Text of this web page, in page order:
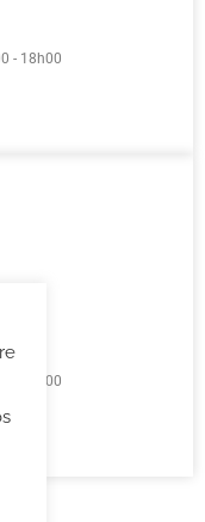
- 18h00
- 18h00